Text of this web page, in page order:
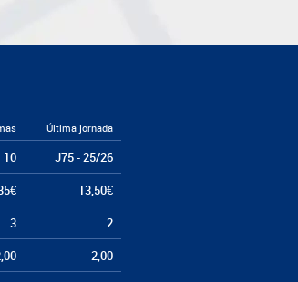
Última jornada
10 J75 - 25/26
13,50€
3 2
2,00